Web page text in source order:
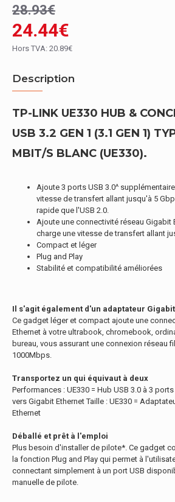
24.44€
28.93€
Hors TVA: 20.89€
Description
TP-LINK UE330 HUB &
USB 3.2 GEN 1 (3.1 GEN 1)
MBIT/S BLANC (UE330).
Ajoute 3 ports USB 3.0^
vitesse de transfert allant jusqu'à 5
rapide que l'USB 2.0.
Ajoute une connectivité réseau Gigabit
charge une vitesse de transfert allant
Compact et léger
Plug and Play
Stabilité et compatibilité améliorées
Il s'agit également d'un adaptateur
Ce gadget léger et compact ajoute une
Ethernet à votre ultrabook, chromebook,
bureau, vous assurant une connexion réseau
1000Mbps.
Transportez un qui équivaut à deux
Performances : UE330 = Hub USB 3.0 à 3
vers Gigabit Ethernet Taille : UE330 =
Ethernet
Déballé et prêt à l'emploi
Plus besoin d'installer de pilote*. Ce gadget
la fonction Plug and Play qui permet à
connectant simplement à un port USB
manuelle de pilote.